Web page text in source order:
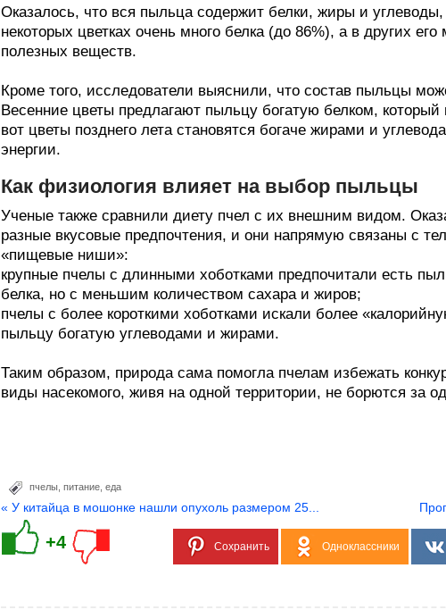
Оказалось, что вся пыльца содержит белки, жиры и
некоторых цветках очень много белка (до 86%), а в других
полезных веществ.
Кроме того, исследователи выяснили, что состав пыльцы
Весенние цветы предлагают пыльцу богатую белком,
вот цветы позднего лета становятся богаче жирами и
энергии.
Как физиология влияет на выбор пыльцы
Ученые также сравнили диету пчел с их внешним видом.
разные вкусовые предпочтения, и они напрямую связаны с
«пищевые ниши»:
крупные пчелы с длинными хоботками предпочитали есть
белка, но с меньшим количеством сахара и жиров;
пчелы с более короткими хоботками искали более
пыльцу богатую углеводами и жирами.
Таким образом, природа сама помогла пчелам избежать
виды насекомого, живя на одной территории, не борются за
пчелы питание еда
« У китайца в мошонке нашли опухоль размером 25...
+4 Сохранить Одноклассники